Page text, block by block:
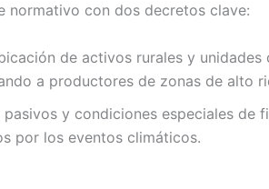
normativo con dos decretos clave:
de activos rurales y
a productores de zonas de alto
y condiciones especiales de
por los eventos climáticos.